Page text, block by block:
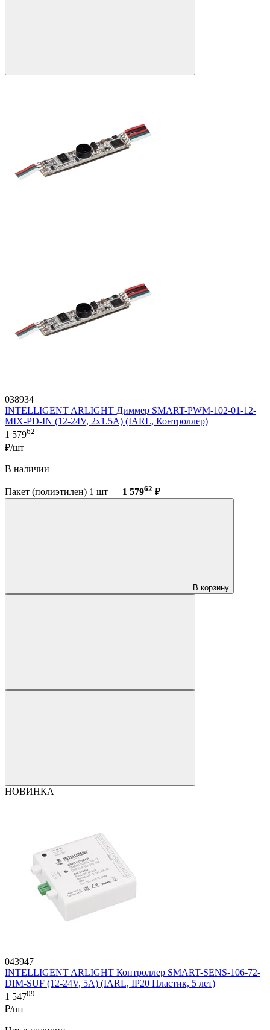
038934
INTELLIGENT ARLIGHT Диммер SMART-PWM-102-01-12-
MIX-PD-IN (12-24V, 2x1.5A) (IARL, Контроллер)
1 57962
₽/шт
В наличии
Пакет (полиэтилен) 1 шт — 1 57962 ₽
В корзину
НОВИНКА
043947
INTELLIGENT ARLIGHT Контроллер SMART-SENS-106-72-
DIM-SUF (12-24V, 5A) (IARL, IP20 Пластик, 5 лет)
1 54709
₽/шт